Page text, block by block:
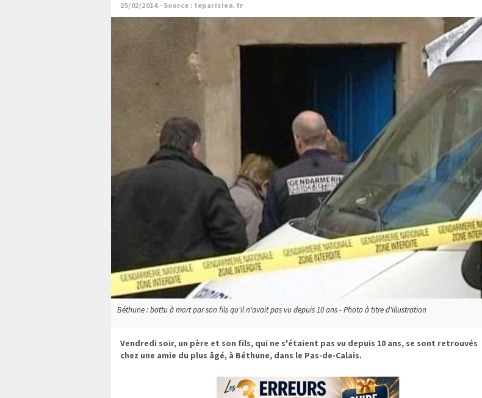
25/02/2014 Source : leparisien.fr
Béthune : battu à mort par son fils qu'il n'avait pas vu depuis 10 ans - Photo à titre d'illustration
Vendredi soir, un père et son fils, qui ne s'étaient pas vu depuis 10 ans, se sont retrouvés
chez une amie du plus âgé, à Béthune, dans le Pas-de-Calais.